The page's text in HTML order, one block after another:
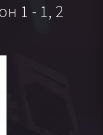
1 - 1, 2